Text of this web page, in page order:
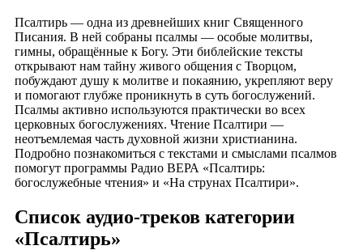
Псалтирь — одна из древнейших книг Священного
Писания. В ней собраны псалмы — особые молитвы,
гимны, обращённые к Богу. Эти библейские тексты
открывают нам тайну живого общения с Творцом,
побуждают душу к молитве и покаянию, укрепляют веру
и помогают глубже проникнуть в суть богослужений.
Псалмы активно используются практически во всех
церковных богослужениях. Чтение Псалтири —
неотъемлемая часть духовной жизни христианина.
Подробно познакомиться с текстами и смыслами псалмов
помогут программы Радио ВЕРА «Псалтирь:
богослужебные чтения» и «На струнах Псалтири».
Список аудио-треков категории
«Псалтирь»